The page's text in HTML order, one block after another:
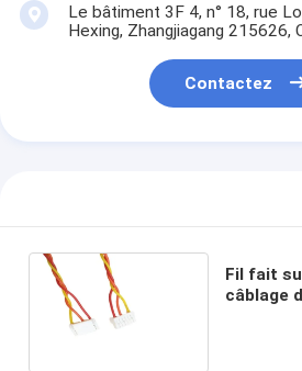
Le bâtiment 3F 4, n° 18, rue
Hexing, Zhangjiagang 215626,
Contactez
Fil fait
câblage